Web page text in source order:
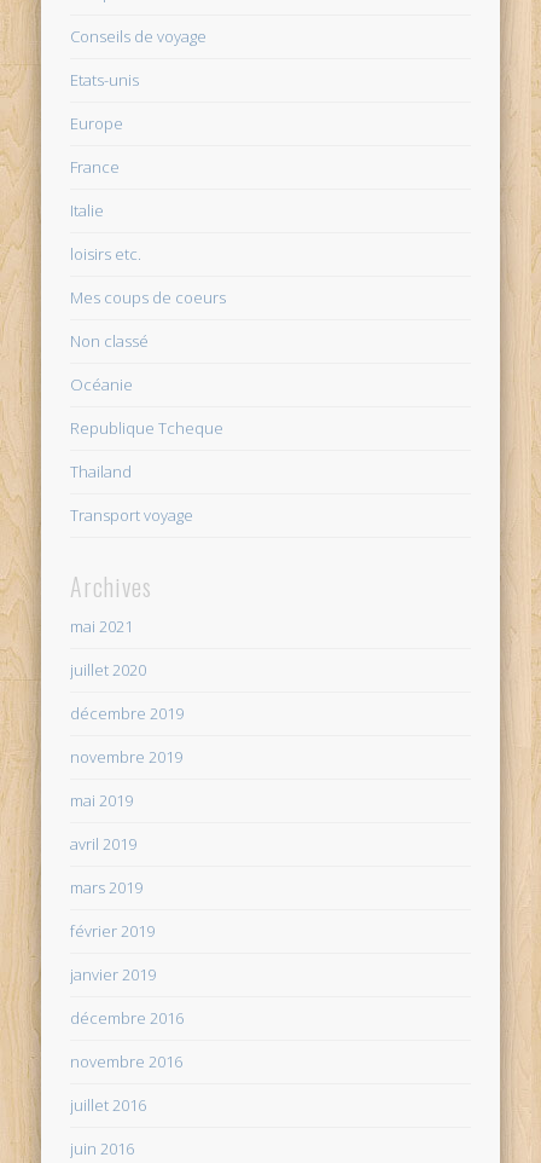
Conseils de voyage
Etats-unis
Europe
France
Italie
loisirs etc.
Mes coups de coeurs
Non classé
Océanie
Republique Tcheque
Thailand
Transport voyage
Archives
mai 2021
juillet 2020
décembre 2019
novembre 2019
mai 2019
avril 2019
mars 2019
février 2019
janvier 2019
décembre 2016
novembre 2016
juillet 2016
juin 2016